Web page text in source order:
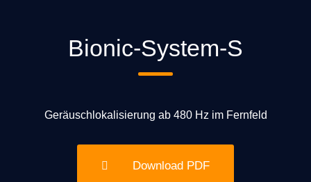
Bionic-System-S
Geräuschlokalisierung ab 480 Hz im Fernfeld
Download PDF